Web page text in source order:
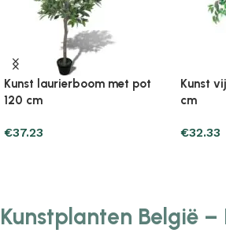
Kunst laurierboom met pot
120 cm
€37.23
Kunst
cm
€32.33
Kunstplanten België –